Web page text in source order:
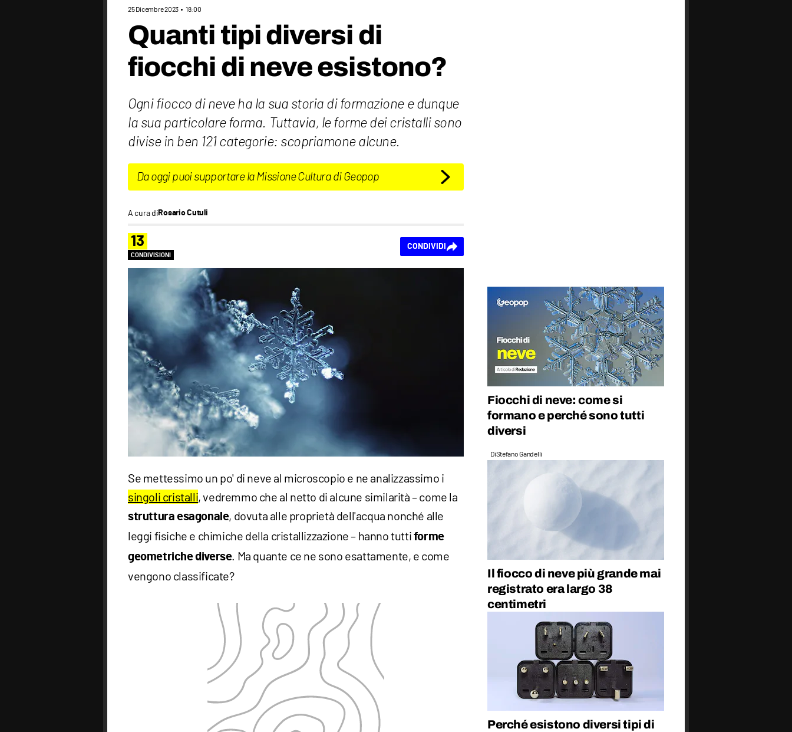
25 Dicembre 2023 18:00
Quanti tipi diversi di
fiocchi di neve esistono?
Ogni fiocco di neve ha la sua storia di formazione e dunque
la sua particolare forma. Tuttavia, le forme dei cristalli sono
divise in ben 121 categorie: scopriamone alcune.
Da oggi puoi supportare la Missione Cultura di Geopop
A cura diRosario Cutuli
13
CONDIVISIONI
CONDIVIDI
Se mettessimo un po' di neve al microscopio e ne analizzassimo i
singoli cristalli, vedremmo che al netto di alcune similarità – come la
struttura esagonale, dovuta alle proprietà dell'acqua nonché alle
leggi fisiche e chimiche della cristallizzazione – hanno tutti forme
geometriche diverse. Ma quante ce ne sono esattamente, e come
vengono classificate?
Fiocchi di neve: come si
formano e perché sono tutti
diversi
DiStefano Gandelli
Il fiocco di neve più grande mai
registrato era largo 38
centimetri
Perché esistono diversi tipi di